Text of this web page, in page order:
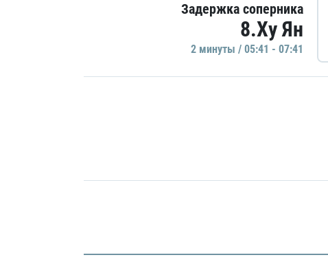
Задержка соперника
8.Ху Ян
2 минуты / 05:41 - 07:41